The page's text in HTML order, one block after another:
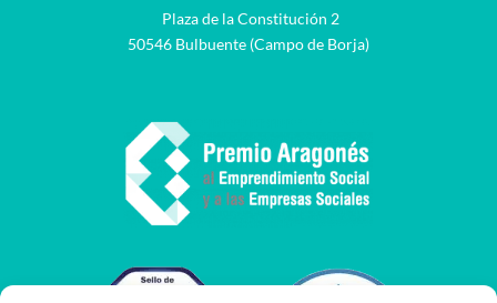
Plaza de la Constitución 2
50546 Bulbuente (Campo de Borja)